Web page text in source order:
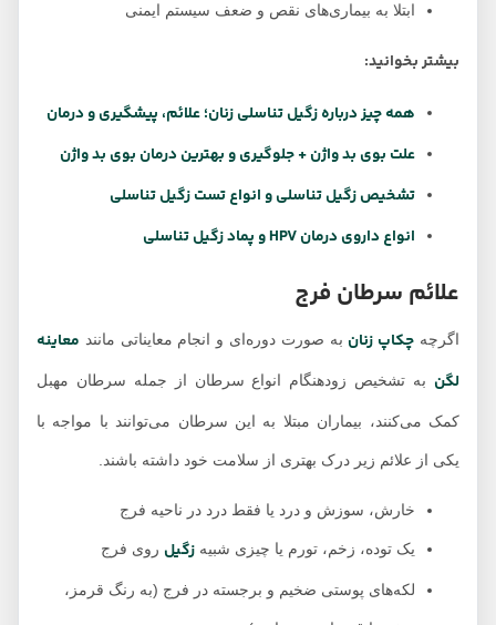
ابتلا به بیماری‌های نقص و ضعف سیستم ایمنی
بیشتر بخوانید:
همه چیز درباره زگیل تناسلی زنان؛ علائم، پیشگیری و درمان
علت بوی بد واژن + جلوگیری و بهترین درمان بوی بد واژن
تشخیص زگیل تناسلی و انواع تست زگیل تناسلی
انواع داروی درمان HPV و پماد زگیل تناسلی
علائم سرطان فرج
اگرچهچکاپ زنانبه صورت دوره‌ای و انجام معایناتی مانندمعاینه
به تشخیص زودهنگام انواع سرطان از جمله سرطان مهبل
کمک می‌کنند، بیماران مبتلا به این سرطان می‌توانند با مواجه با
یکی از علائم زیر درک بهتری از سلامت خود داشته باشند.
خارش، سوزش و درد یا فقط درد در ناحیه فرج
یک توده، زخم، تورم یا چیزی شبیهزگیل روی فرج
لکه‌های پوستی ضخیم و برجسته در فرج (به رنگ قرمز،